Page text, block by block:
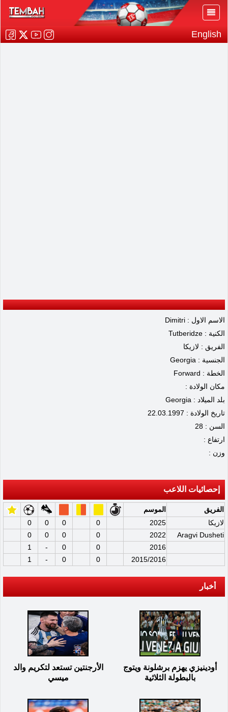
English
الاسم الاول : Dimitri
الكنية : Tutberidze
الفريق : لازيكا
الجنسية : Georgia
الخطة : Forward
مكان الولادة :
بلد الميلاد : Georgia
تاريخ الولادة : 22.03.1997
السن : 28
ارتفاع :
وزن :
إحصائيات اللاعب
الفريق
الموسم
لازيكا
2025
0
0
0
0
Aragvi Dusheti
2022
0
0
0
0
2016
0
0
-
1
2015/2016
0
0
-
1
أخبار
أودينيزي يهزم برشلونة ويتوج
بالبطولة الثلاثية
الأرجنتين تستعد لتكريم والد
ميسي